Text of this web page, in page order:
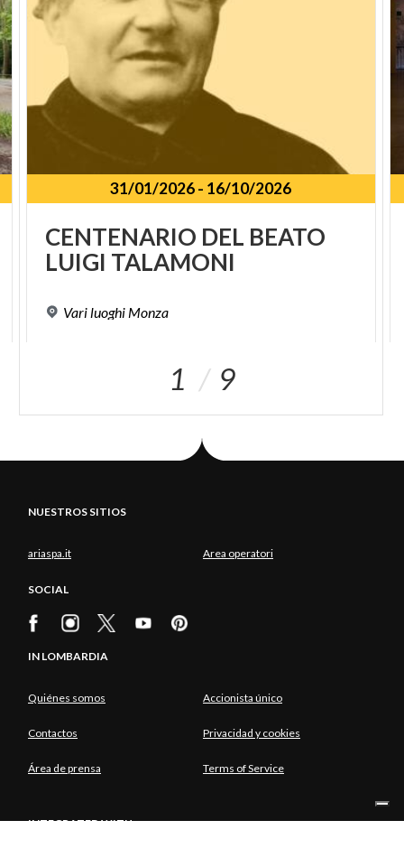
31/01/2026- 16/10/2026
CENTENARIO DEL BEATO
LUIGI TALAMONI
Vari luoghi Monza
1 9
NUESTROS SITIOS
ariaspa.it Area operatori
SOCIAL
IN LOMBARDIA
Quiénes somos Accionista único
Contactos Privacidad y cookies
Área de prensa Terms of Service
INTEGRATED WITH